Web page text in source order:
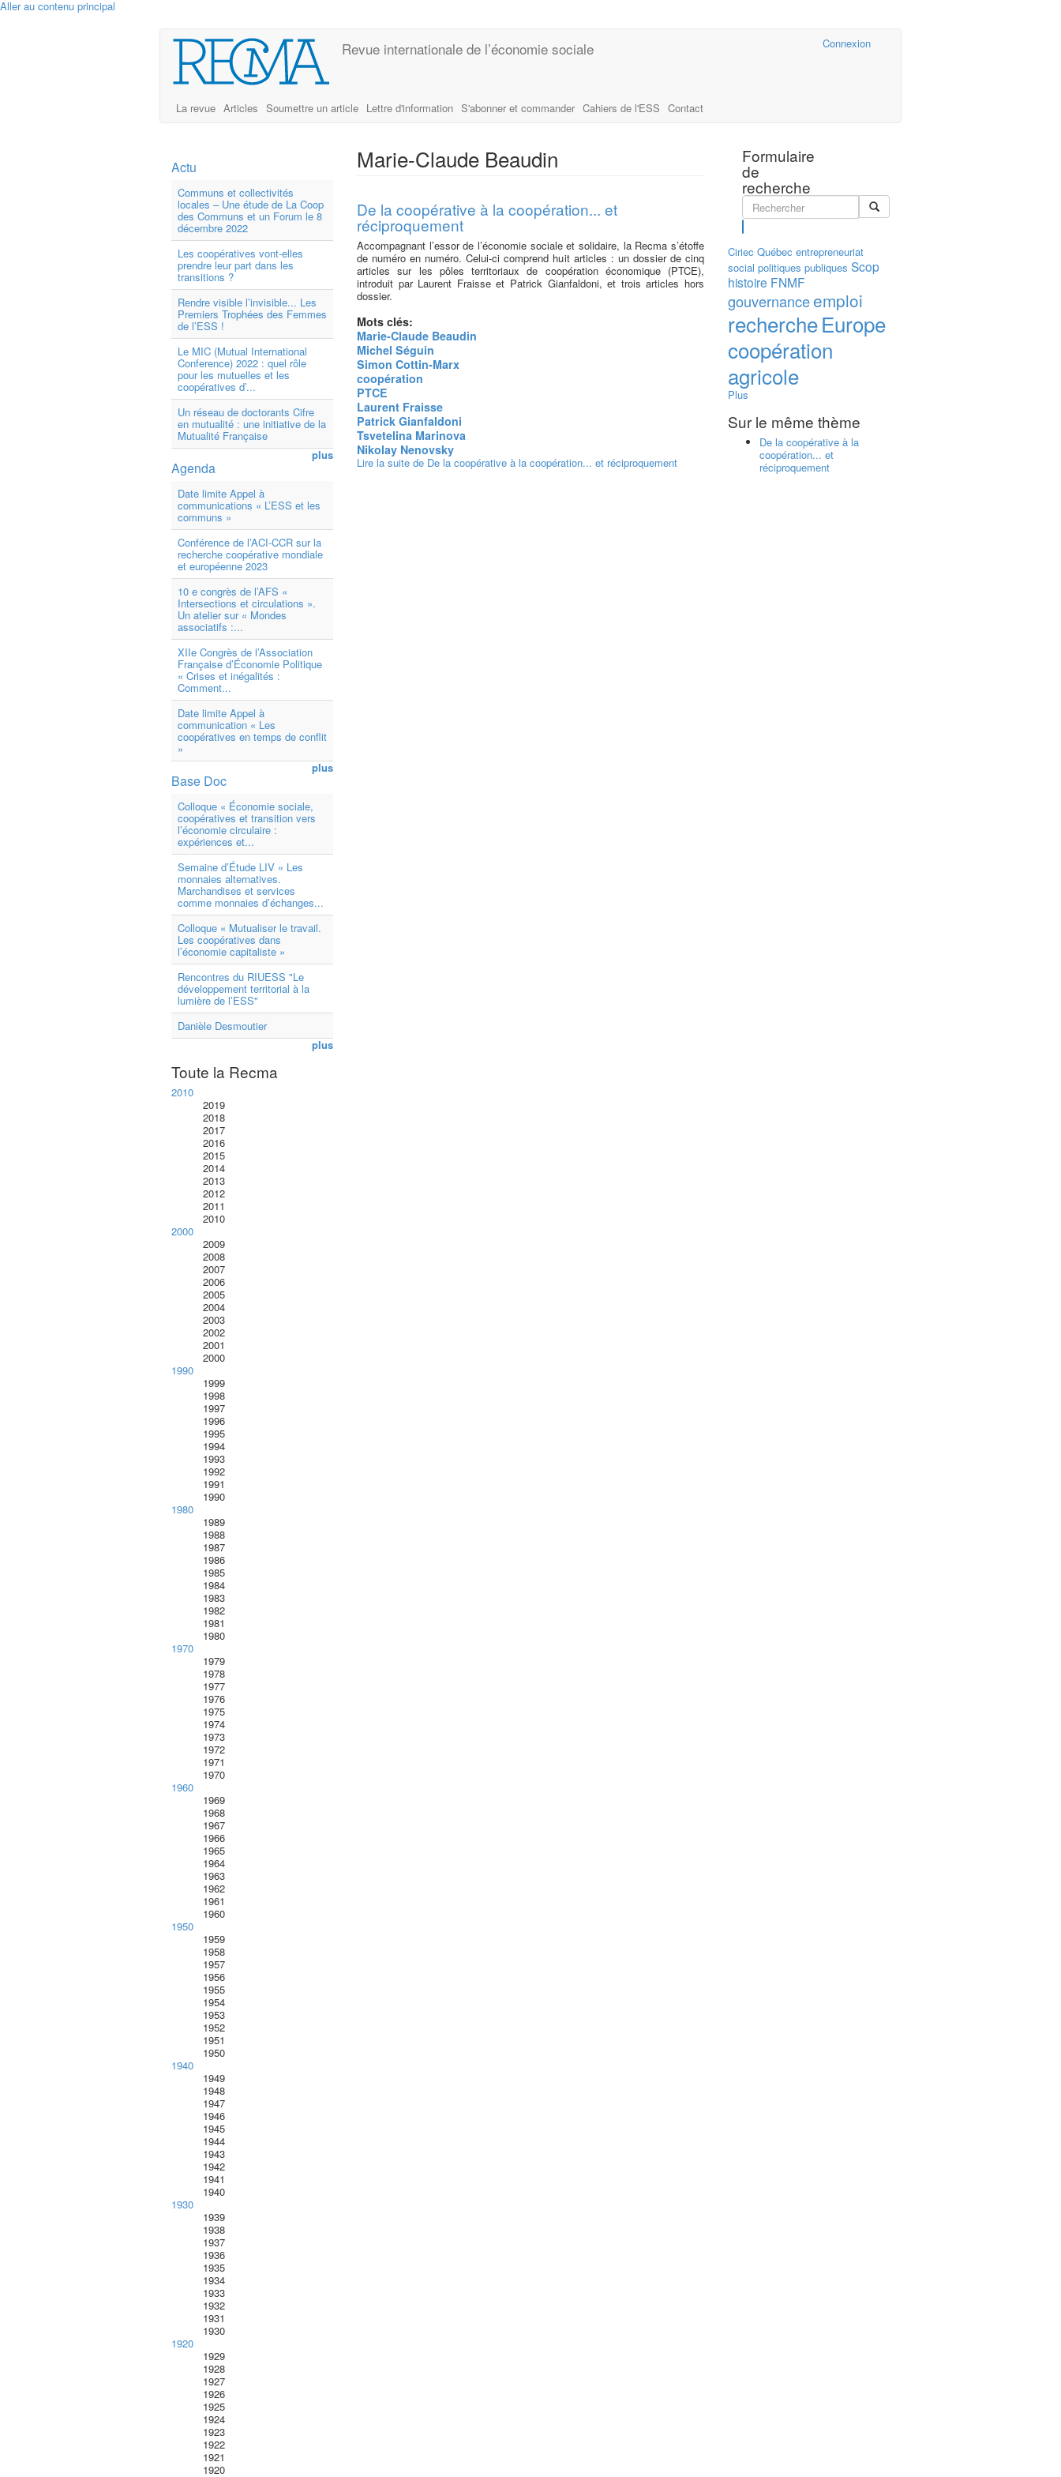
Aller au contenu principal
Connexion
Revue internationale de l’économie sociale
La revue Articles Soumettre un article Lettre d'information S'abonner et commander Cahiers de l'ESS Contact
Formulaire
de
recherche
Actu
Communs et collectivités
locales – Une étude de La Coop
des Communs et un Forum le 8
décembre 2022
Les coopératives vont-elles
prendre leur part dans les
transitions ?
Rendre visible l’invisible... Les
Premiers Trophées des Femmes
de l’ESS !
Le MIC (Mutual International
Conference) 2022 : quel rôle
pour les mutuelles et les
coopératives d’...
Un réseau de doctorants Cifre
en mutualité : une initiative de la
Mutualité Française
plus
Agenda
Date limite Appel à
communications « L’ESS et les
communs »
Conférence de l’ACI-CCR sur la
recherche coopérative mondiale
et européenne 2023
10 e congrès de l’AFS «
Intersections et circulations ».
Un atelier sur « Mondes
associatifs :...
XIIe Congrès de l’Association
Française d’Économie Politique
« Crises et inégalités :
Comment...
Date limite Appel à
communication « Les
coopératives en temps de conflit
»
plus
Base Doc
Colloque « Économie sociale,
coopératives et transition vers
l’économie circulaire :
expériences et...
Semaine d’Étude LIV « Les
monnaies alternatives.
Marchandises et services
comme monnaies d’échanges...
Colloque « Mutualiser le travail.
Les coopératives dans
l’économie capitaliste »
Rencontres du RIUESS "Le
développement territorial à la
lumière de l’ESS"
Danièle Desmoutier
plus
Toute la Recma
2010
2019
2018
2017
2016
2015
2014
2013
2012
2011
2010
2000
2009
2008
2007
2006
2005
2004
2003
2002
2001
2000
1990
1999
1998
1997
1996
1995
1994
1993
1992
1991
1990
1980
1989
1988
1987
1986
1985
1984
1983
1982
1981
1980
1970
1979
1978
1977
1976
1975
1974
1973
1972
1971
1970
1960
1969
1968
1967
1966
1965
1964
1963
1962
1961
1960
1950
1959
1958
1957
1956
1955
1954
1953
1952
1951
1950
1940
1949
1948
1947
1946
1945
1944
1943
1942
1941
1940
1930
1939
1938
1937
1936
1935
1934
1933
1932
1931
1930
1920
1929
1928
1927
1926
1925
1924
1923
1922
1921
1920
Marie-Claude Beaudin
De la coopérative à la coopération... et
réciproquement
Accompagnant l’essor de l’économie sociale et solidaire, la Recma s’étoffe
de numéro en numéro. Celui-ci comprend huit articles : un dossier de cinq
articles sur les pôles territoriaux de coopération économique (PTCE),
introduit par Laurent Fraisse et Patrick Gianfaldoni, et trois articles hors
dossier.
Mots clés:
Marie-Claude Beaudin
Michel Séguin
Simon Cottin-Marx
coopération
PTCE
Laurent Fraisse
Patrick Gianfaldoni
Tsvetelina Marinova
Nikolay Nenovsky
Lire la suite de De la coopérative à la coopération... et réciproquement
Ciriec Québec entrepreneuriat
social politiques publiques Scop
histoire FNMF
gouvernanceemploi
rechercheEurope
coopération
agricole
Plus
Sur le même thème
De la coopérative à la
coopération... et
réciproquement